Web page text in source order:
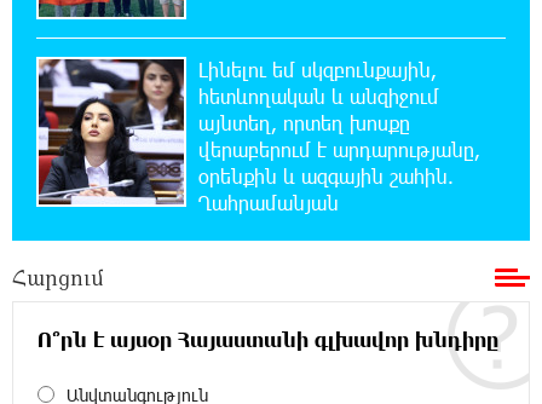
Այսօրվա կառավարությունը ուսանողներին
առաջարկում է պահանջարկ չունեցող
մասնագիտություններ. Ատոմ Մխիթարյան
18:03:08 6-08-2026
Հայրենիքը փոքրանում է մեր աչքերի առաջ․
ազգային ողբերգություն է․ Ավետիք
Չալաբյան
Չպետք է լռել, պետք է խոսել Բաքվի ռեժիմի
ապօրինի «դատավճիռներից». Էդուարդ
Շարմազանով
Լինելու եմ սկզբունքային,
հետևողական և անզիջում
այնտեղ, որտեղ խոսքը
վերաբերում է արդարությանը,
օրենքին և ազգային շահին.
Ղահրամանյան
Հարցում
Ո՞րն է այսօր Հայաստանի գլխավոր խնդիրը
Անվտանգություն